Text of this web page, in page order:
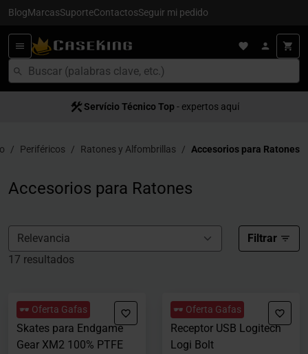
BlogMarcasSuporteContactosSeguir mi pedido
Servício Técnico Top - expertos aquí
Periféricos Ratones y Alfombrillas Accesorios para Ratones
Accesorios para Ratones
Filtrar
17 resultados
🕶️ Oferta Gafas
Skates para Endgame
Gear XM2 100% PTFE
🕶️ Oferta Gafas
Receptor USB Logitech
Logi Bolt